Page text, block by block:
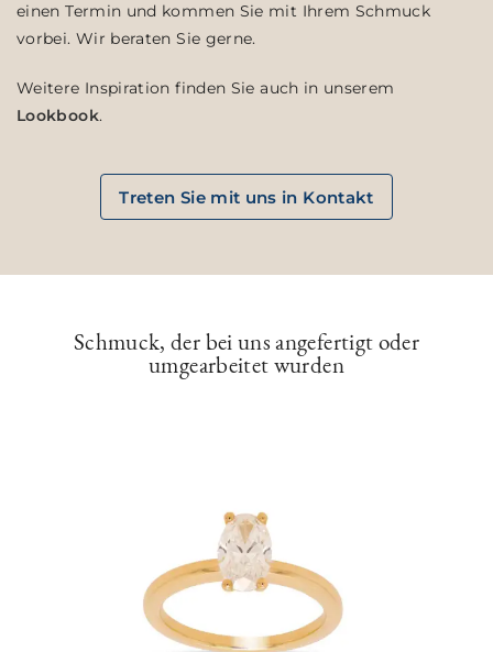
einen Termin und kommen Sie mit Ihrem Schmuck
vorbei. Wir beraten Sie gerne.
Weitere Inspiration finden Sie auch in unserem
Lookbook.
Treten Sie mit uns in Kontakt
Schmuck, der bei uns angefertigt oder
umgearbeitet wurden